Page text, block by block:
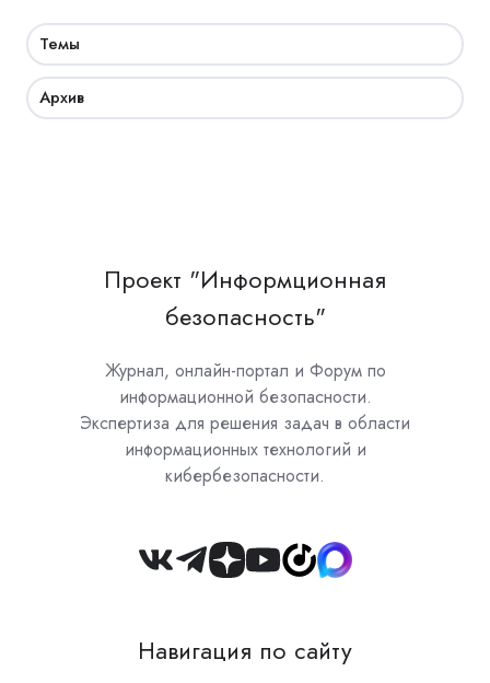
Темы
Архив
Проект "Информционная
безопасность"
Журнал, онлайн-портал и Форум по
информационной безопасности.
Экспертиза для решения задач в области
информационных технологий и
кибербезопасности.
Join
Slack
Навигация по сайту